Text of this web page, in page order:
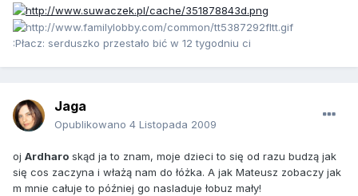
:Płacz: serduszko przestało bić w 12 tygodniu ci
Jaga
Opublikowano 4 Listopada 2009
oj Ardharo skąd ja to znam, moje dzieci to się od razu budzą jak
się cos zaczyna i włażą nam do łóżka. A jak Mateusz zobaczy jak
m mnie całuje to później go nasladuje łobuz mały!